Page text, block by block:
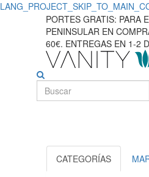
Fragancias
perfumes
PORTES GRATIS: PARA
PENINSULAR EN
60€. ENTREGAS EN 1-2
CATEGORÍAS